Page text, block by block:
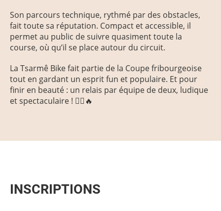
Son parcours technique, rythmé par des obstacles,
fait toute sa réputation. Compact et accessible, il
permet au public de suivre quasiment toute la
course, où qu’il se place autour du circuit.
La Tsarmê Bike fait partie de la Coupe fribourgeoise
tout en gardant un esprit fun et populaire. Et pour
finir en beauté : un relais par équipe de deux, ludique
et spectaculaire ! 🚴‍♂️🔥
INSCRIPTIONS